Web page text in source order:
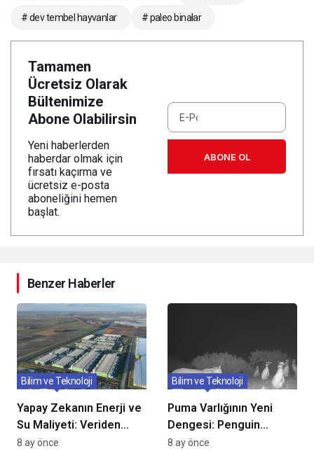
# dev tembel hayvanlar # paleo binalar
Tamamen
Ücretsiz Olarak
Bültenimize
Abone Olabilirsin
Yeni haberlerden
haberdar olmak için
fırsatı kaçırma ve
ücretsiz e-posta
aboneliğini hemen
başlat.
ABONE OL
Benzer Haberler
Yapay Zekanın Enerji ve
Su Maliyeti: Veriden
Şebekelere Diğer
Bilim ve Teknoloji
8 ay önce
Puma Varlığının Yeni
Dengesi: Penguin
Kolonileriyle Büyüyen
Bilim ve Teknoloji
8 ay önce